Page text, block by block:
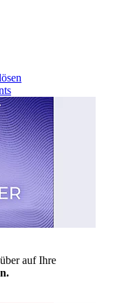
über auf Ihre